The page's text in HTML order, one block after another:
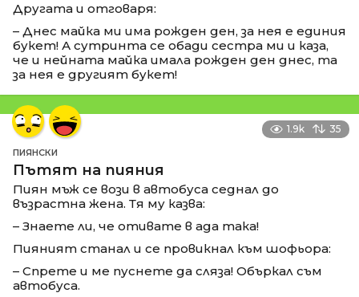
Другата и отговаря:
– Днес майка ми има рожден ден, за нея е единия
букет! А сутринта се обади сестра ми и каза,
че и нейната майка имала рожден ден днес, та
за нея е другият букет!
1.9k 35
ПИЯНСКИ
Пътят на пияния
Пиян мъж се вози в автобуса седнал до
възрастна жена. Тя му казва:
– Знаете ли, че отивате в ада така!
Пияният станал и се провикнал към шофьора:
– Спрете и ме пуснете да сляза! Объркал съм
автобуса.